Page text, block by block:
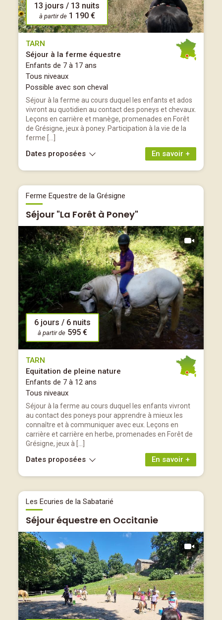
13 jours / 13 nuits
à partir de 1 190 €
TARN
Séjour à la ferme équestre
Enfants de 7 à 17 ans
Tous niveaux
Possible avec son cheval
Séjour à la ferme au cours duquel les enfants et ados
vivront au quotidien au contact des poneys et chevaux.
Leçons en carrière et manège, promenades en Forêt
de Grésigne, jeux à poney. Participation à la vie de la
ferme […]
En savoir +
Dates proposées
Ferme Equestre de la Grésigne
Séjour "La Forêt à Poney"
6 jours / 6 nuits
à partir de 595 €
TARN
Equitation de pleine nature
Enfants de 7 à 12 ans
Tous niveaux
Séjour à la ferme au cours duquel les enfants vivront
au contact des poneys pour apprendre à mieux les
connaître et à communiquer avec eux. Leçons en
carrière et carrière en herbe, promenades en Forêt de
Grésigne, jeux à […]
En savoir +
Dates proposées
Les Ecuries de la Sabatarié
Séjour équestre en Occitanie